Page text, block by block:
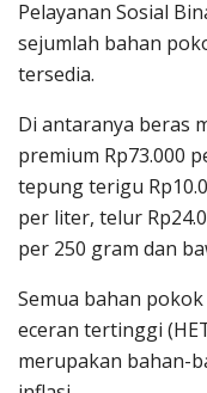
Pelayanan Sosial
sejumlah bahan
tersedia.
Di antaranya beras
premium Rp73.000
tepung terigu
per liter, telur
per 250 gram dan
Semua bahan
eceran tertinggi
merupakan bahan-